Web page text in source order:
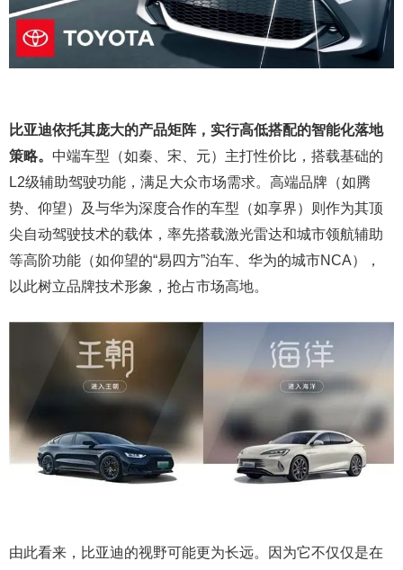
比亚迪依托其庞大的产品矩阵，实行高低搭配的智能化落地
策略。 中端车型（如秦、宋、元）主打性价比，搭载基础的
L2级辅助驾驶功能，满足大众市场需求。高端品牌（如腾
势、仰望）及与华为深度合作的车型（如享界）则作为其顶
尖自动驾驶技术的载体，率先搭载激光雷达和城市领航辅助
等高阶功能（如仰望的“易四方”泊车、华为的城市NCA），
以此树立品牌技术形象，抢占市场高地。
由此看来，比亚迪的视野可能更为长远。因为它不仅仅是在